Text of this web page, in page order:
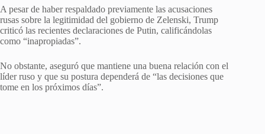
A pesar de haber respaldado previamente las acusaciones
rusas sobre la legitimidad del gobierno de Zelenski, Trump
criticó las recientes declaraciones de Putin, calificándolas
como “inapropiadas”.
No obstante, aseguró que mantiene una buena relación con el
líder ruso y que su postura dependerá de “las decisiones que
tome en los próximos días”.